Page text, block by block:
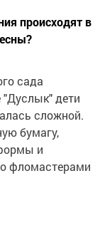
происходят в
сада
"Дуслык" дети
сложной.
бумагу,
и
фломастерами